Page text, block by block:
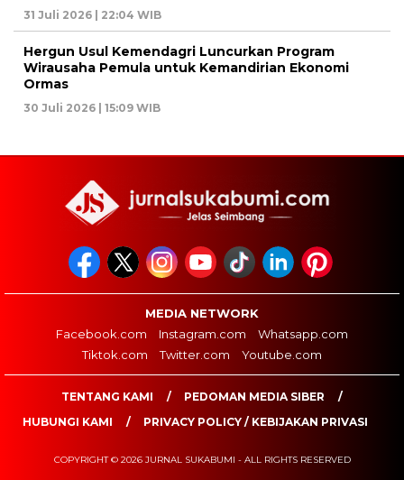
31 Juli 2026 | 22:04 WIB
Hergun Usul Kemendagri Luncurkan Program
Wirausaha Pemula untuk Kemandirian Ekonomi
Ormas
30 Juli 2026 | 15:09 WIB
MEDIA NETWORK
Facebook.com
Instagram.com
Whatsapp.com
Tiktok.com
Twitter.com Youtube.com
TENTANG KAMI
PEDOMAN MEDIA SIBER
HUBUNGI KAMI
PRIVACY POLICY / KEBIJAKAN PRIVASI
COPYRIGHT © 2026 JURNAL SUKABUMI - ALL RIGHTS RESERVED